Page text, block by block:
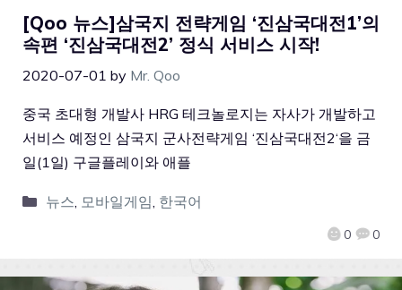
[Qoo 뉴스]삼국지 전략게임 ‘진삼국대전1’의
속편 ‘진삼국대전2’ 정식 서비스 시작!
2020-07-01 by Mr. Qoo
0 0
중국 초대형 개발사 HRG 테크놀로지는 자사가 개발하고
서비스 예정인 삼국지 군사전략게임 ‘진삼국대전2‘을 금
일(1일) 구글플레이와 애플
뉴스 모바일게임 한국어